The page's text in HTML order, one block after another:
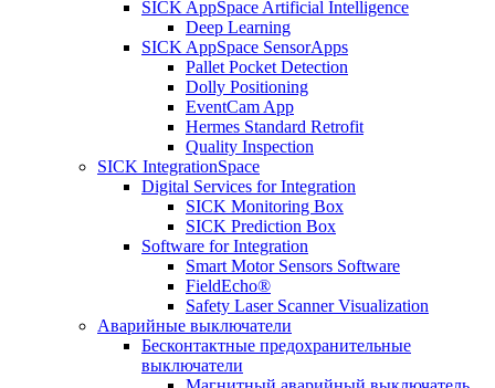
SICK AppSpace Artificial Intelligence
Deep Learning
SICK AppSpace SensorApps
Pallet Pocket Detection
Dolly Positioning
EventCam App
Hermes Standard Retrofit
Quality Inspection
SICK IntegrationSpace
Digital Services for Integration
SICK Monitoring Box
SICK Prediction Box
Software for Integration
Smart Motor Sensors Software
FieldEcho®
Safety Laser Scanner Visualization
Аварийные выключатели
Бесконтактные предохранительные
выключатели